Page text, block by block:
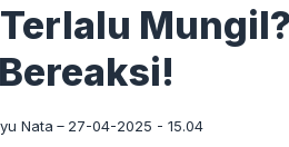
Bereaksi!
Nata 27-04-2025 - 15.04